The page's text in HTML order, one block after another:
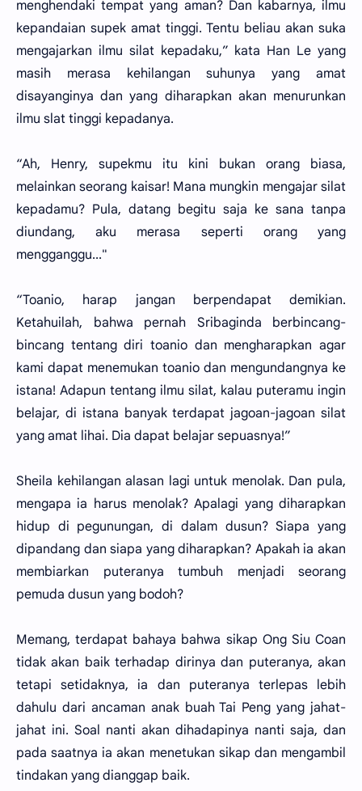
menghendaki tempat yang aman? Dan kabarnya, ilmu
kepandaian supek amat tinggi. Tentu beliau akan suka
mengajarkan ilmu silat kepadaku,” kata Han Le yang
masih merasa kehilangan suhunya yang amat
disayanginya dan yang diharapkan akan menurunkan
ilmu slat tinggi kepadanya.
“Ah, Henry, supekmu itu kini bukan orang biasa,
melainkan seorang kaisar! Mana mungkin mengajar silat
kepadamu? Pula, datang begitu saja ke sana tanpa
diundang, aku merasa seperti orang yang
mengganggu..."
“Toanio, harap jangan berpendapat demikian.
Ketahuilah, bahwa pernah Sribaginda berbincang-
bincang tentang diri toanio dan mengharapkan agar
kami dapat menemukan toanio dan mengundangnya ke
istana! Adapun tentang ilmu silat, kalau puteramu ingin
belajar, di istana banyak terdapat jagoan-jagoan silat
yang amat lihai. Dia dapat belajar sepuasnya!”
Sheila kehilangan alasan lagi untuk menolak. Dan pula,
mengapa ia harus menolak? Apalagi yang diharapkan
hidup di pegunungan, di dalam dusun? Siapa yang
dipandang dan siapa yang diharapkan? Apakah ia akan
membiarkan puteranya tumbuh menjadi seorang
pemuda dusun yang bodoh?
Memang, terdapat bahaya bahwa sikap Ong Siu Coan
tidak akan baik terhadap dirinya dan puteranya, akan
tetapi setidaknya, ia dan puteranya terlepas lebih
dahulu dari ancaman anak buah Tai Peng yang jahat-
jahat ini. Soal nanti akan dihadapinya nanti saja, dan
pada saatnya ia akan menetukan sikap dan mengambil
tindakan yang dianggap baik.